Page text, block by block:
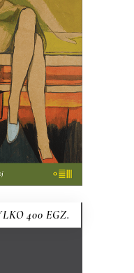
zł
400 EGZ.